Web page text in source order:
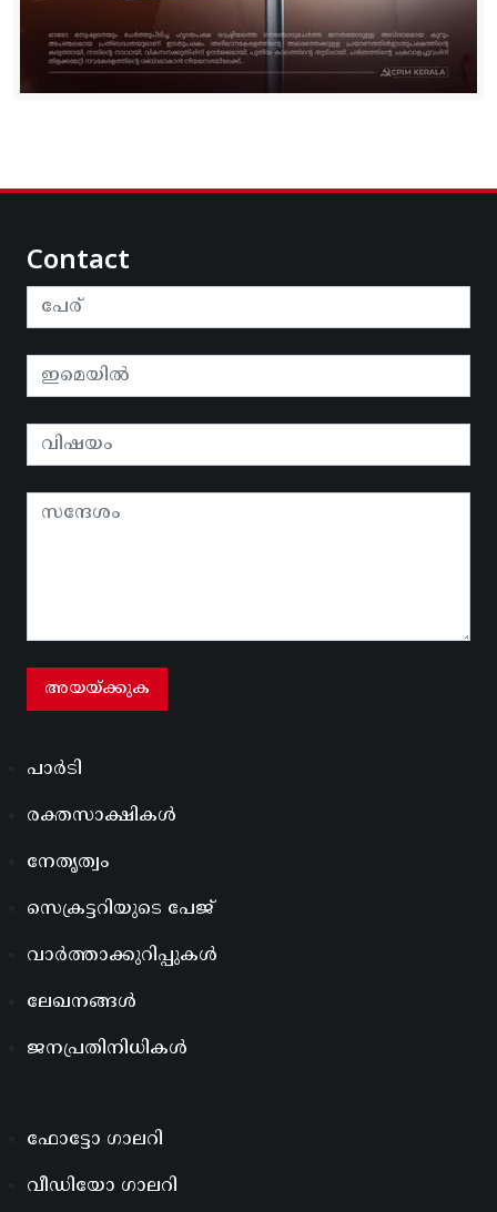
Contact
പാർടി
രക്തസാക്ഷികൾ
നേതൃത്വം
സെക്രട്ടറിയുടെ പേജ്
വാർത്താക്കുറിപ്പുകൾ
ലേഖനങ്ങൾ
ജനപ്രതിനിധികൾ
ഫോട്ടോ ഗാലറി
വീഡിയോ ഗാലറി